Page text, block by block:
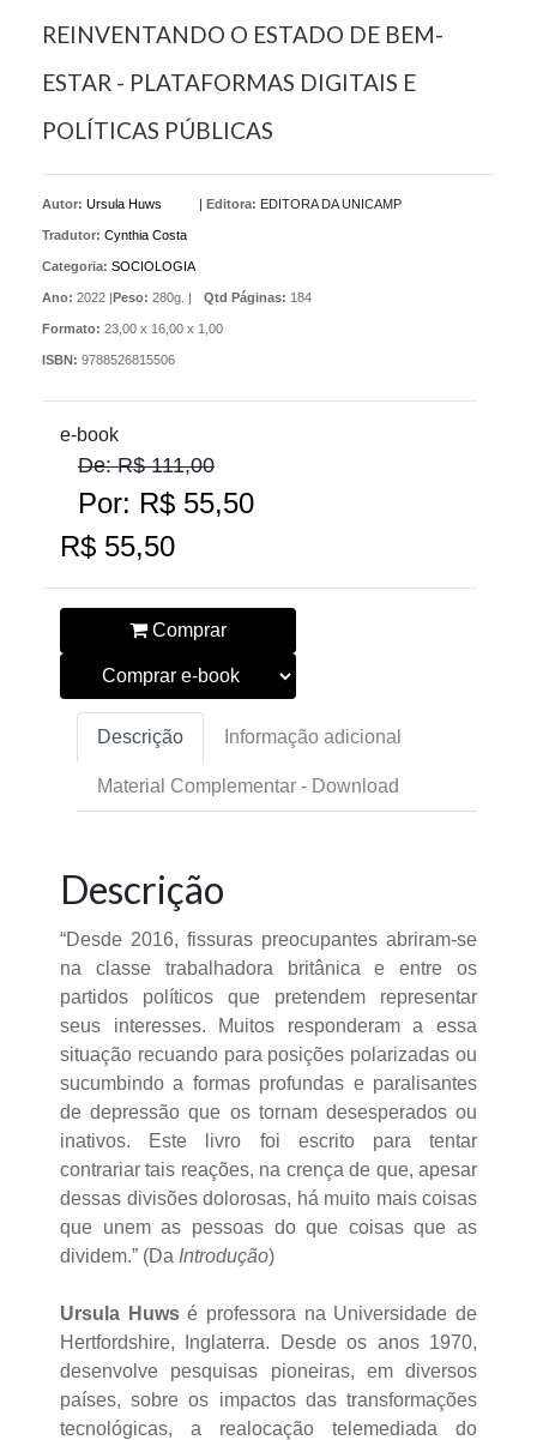
REINVENTANDO O ESTADO DE BEM-
ESTAR - PLATAFORMAS DIGITAIS E
POLÍTICAS PÚBLICAS
Autor: Ursula Huws
Tradutor: Cynthia Costa
| Editora: EDITORA DA UNICAMP
Categoria: SOCIOLOGIA
Ano: 2022 |Peso: 280g. | Qtd Páginas: 184
Formato: 23,00 x 16,00 x 1,00
ISBN: 9788526815506
e-book
De: R$ 111,00
Por: R$ 55,50
R$ 55,50
Comprar
Descrição Informação adicional
Material Complementar - Download
Descrição
“Desde 2016, fissuras preocupantes abriram-se
na classe trabalhadora britânica e entre os
partidos políticos que pretendem representar
seus interesses. Muitos responderam a essa
situação recuando para posições polarizadas ou
sucumbindo a formas profundas e paralisantes
de depressão que os tornam desesperados ou
inativos. Este livro foi escrito para tentar
contrariar tais reações, na crença de que, apesar
dessas divisões dolorosas, há muito mais coisas
que unem as pessoas do que coisas que as
dividem.” (Da Introdução)
Ursula Huwsé professora na Universidade de
Hertfordshire, Inglaterra. Desde os anos 1970,
desenvolve pesquisas pioneiras, em diversos
países, sobre os impactos das transformações
tecnológicas, a realocação telemediada do